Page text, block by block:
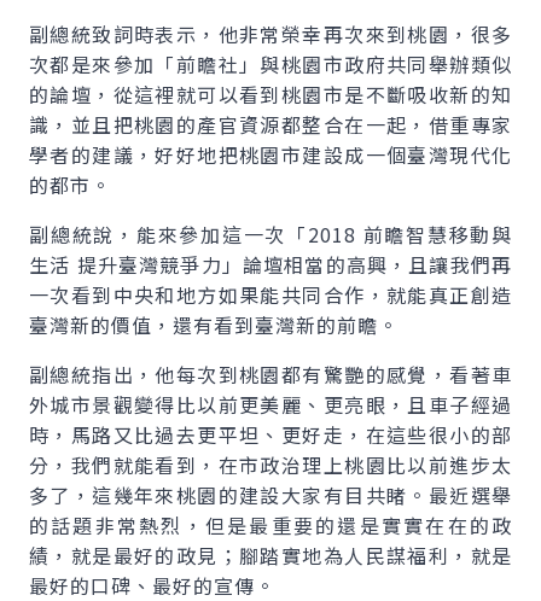
副總統致詞時表示，他非常榮幸再次來到桃園，很多
次都是來參加「前瞻社」與桃園市政府共同舉辦類似
的論壇，從這裡就可以看到桃園市是不斷吸收新的知
識，並且把桃園的產官資源都整合在一起，借重專家
學者的建議，好好地把桃園市建設成一個臺灣現代化
的都市。
副總統說，能來參加這一次「2018 前瞻智慧移動與
生活 提升臺灣競爭力」論壇相當的高興，且讓我們再
一次看到中央和地方如果能共同合作，就能真正創造
臺灣新的價值，還有看到臺灣新的前瞻。
副總統指出，他每次到桃園都有驚艷的感覺，看著車
外城市景觀變得比以前更美麗、更亮眼，且車子經過
時，馬路又比過去更平坦、更好走，在這些很小的部
分，我們就能看到，在市政治理上桃園比以前進步太
多了，這幾年來桃園的建設大家有目共睹。最近選舉
的話題非常熱烈，但是最重要的還是實實在在的政
績，就是最好的政見；腳踏實地為人民謀福利，就是
最好的口碑、最好的宣傳。